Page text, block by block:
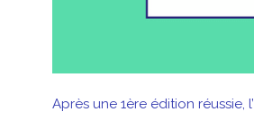
Après une 1ère édition réussie, l’